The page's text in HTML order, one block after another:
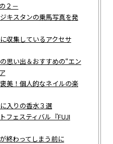
２－
キスタンの乗馬写真を発
収集しているアクセサ
思い出＆おすすめの“エン
美！個人的なネイルの楽
入りの香水３選
ェスティバル『FUJI
終わってしまう前に